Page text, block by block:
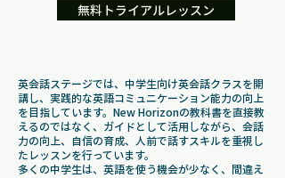
無料トライアルレッスン
英会話ステージでは、中学生向け英会話クラスを開
講し、実践的な英語コミュニケーション能力の向上
を目指しています。New Horizonの教科書を直接教
えるのではなく、ガイドとして活用しながら、会話
力の向上、自信の育成、人前で話すスキルを重視し
たレッスンを行っています。
多くの中学生は、英語を使う機会が少なく、間違え